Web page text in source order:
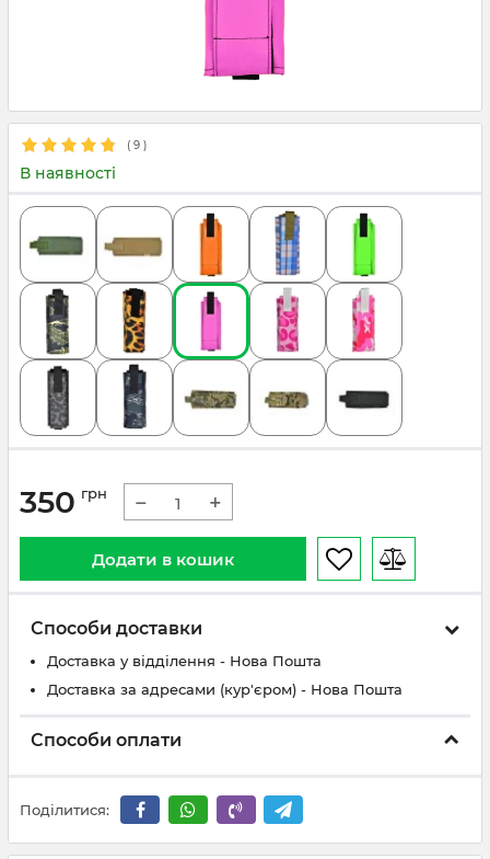
( 9 )
В наявності
350 грн − +
Додати в кошик
Способи доставки
Доставка у відділення - Нова Пошта
Доставка за адресами (кур'єром) - Нова Пошта
Способи оплати
Поділитися: